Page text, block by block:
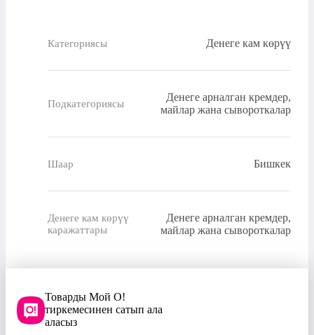
Категориясы Денеге кам көрүү
Подкатегориясы
Денеге арналган кремдер,
майлар жана сывороткалар
Шаар Бишкек
Денеге кам көрүү
каражаттары
Денеге арналган кремдер,
майлар жана сывороткалар
Товарды Мой О!
тиркемесинен сатып ала
аласыз